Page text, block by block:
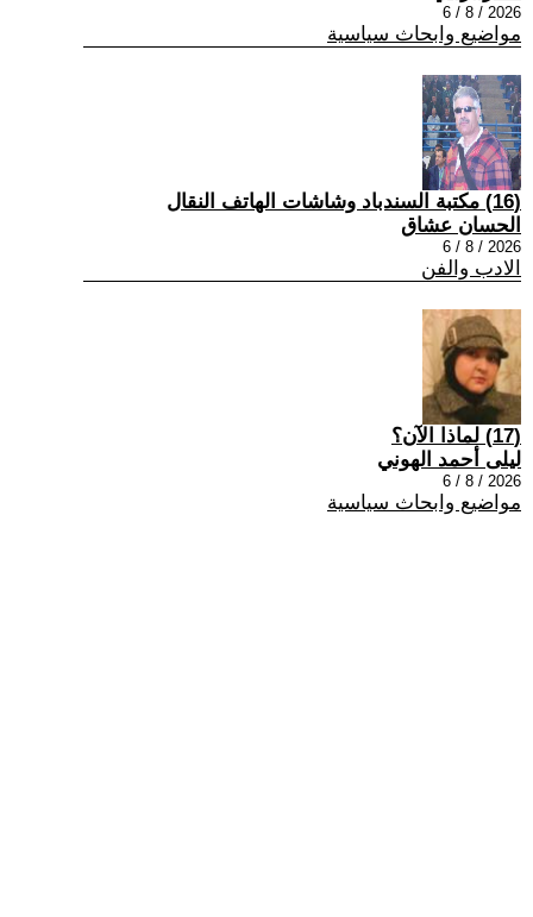
2026 / 8 / 6
مواضيع وابحاث سياسية
(16) مكتبة السندباد وشاشات الهاتف النقال
الحسان عشاق
2026 / 8 / 6
الادب والفن
(17) لماذا الآن؟
ليلى أحمد الهوني
2026 / 8 / 6
مواضيع وابحاث سياسية